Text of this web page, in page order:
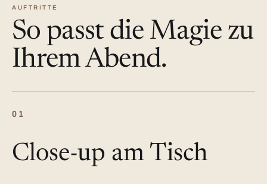
AUFTRITTE
So passt die Magie zu
Ihrem Abend.
01
Close-up am Tisch